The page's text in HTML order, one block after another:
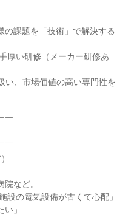
課題を「技術」で解決する
厚い研修（メーカー研修あ
、市場価値の高い専門性を
￣
￣
など。
設の電気設備が古くて心配」
」